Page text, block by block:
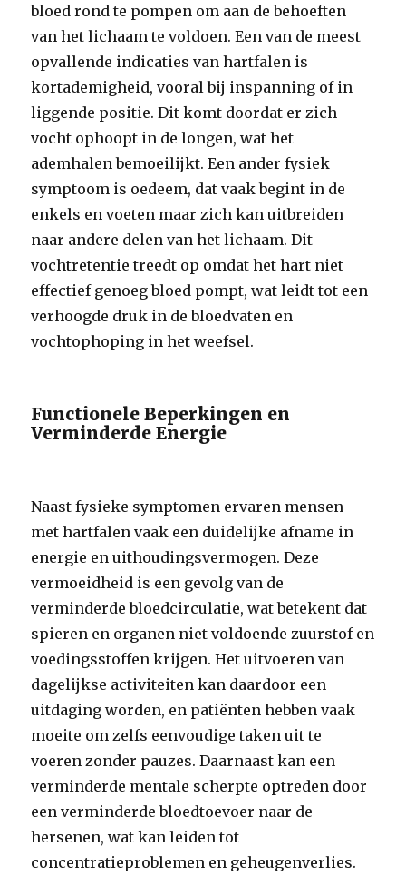
bloed rond te pompen om aan de behoeften
van het lichaam te voldoen. Een van de meest
opvallende indicaties van hartfalen is
kortademigheid, vooral bij inspanning of in
liggende positie. Dit komt doordat er zich
vocht ophoopt in de longen, wat het
ademhalen bemoeilijkt. Een ander fysiek
symptoom is oedeem, dat vaak begint in de
enkels en voeten maar zich kan uitbreiden
naar andere delen van het lichaam. Dit
vochtretentie treedt op omdat het hart niet
effectief genoeg bloed pompt, wat leidt tot een
verhoogde druk in de bloedvaten en
vochtophoping in het weefsel.
Functionele Beperkingen en
Verminderde Energie
Naast fysieke symptomen ervaren mensen
met hartfalen vaak een duidelijke afname in
energie en uithoudingsvermogen. Deze
vermoeidheid is een gevolg van de
verminderde bloedcirculatie, wat betekent dat
spieren en organen niet voldoende zuurstof en
voedingsstoffen krijgen. Het uitvoeren van
dagelijkse activiteiten kan daardoor een
uitdaging worden, en patiënten hebben vaak
moeite om zelfs eenvoudige taken uit te
voeren zonder pauzes. Daarnaast kan een
verminderde mentale scherpte optreden door
een verminderde bloedtoevoer naar de
hersenen, wat kan leiden tot
concentratieproblemen en geheugenverlies.